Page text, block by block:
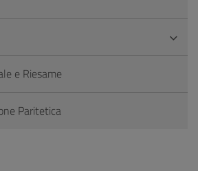
e Riesame
Paritetica